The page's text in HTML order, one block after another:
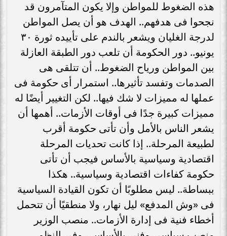
هذه الضغوط للمواطن وإلا يكون المتآمرون قد
نجحوا فى هدفهم.. الهدف هو أن يصل المواطن
لدرجة الغليان ويشعر بالندم على تأييده ثورة ٣٠
يونيو.. دور الحكومة أن تلعب دور الطبقة العازلة
بين المواطن ورياح الضغوط.. أن تتلقى هى
الصدمات وتفسد تأثيرها.. استمرار أى حكومة فى
عملها له مميزات لا شك فيها.. لكن التغيير أيضًا له
مميزات كبيرة جدًا فى أوقات الأزمات.. أهمها أن
يشعر الناس بالأمل وأن تأتى حكومة أقرب
لطبيعة المرحلة.. إذا كانت تحديات المرحلة
اقتصادية وسياسية بالأساس فيجب أن تأتى
حكومة كفاءات اقتصادية وسياسية.. هكذا
ببساطة.. ليس مطلوبًا أن تكون القيادة السياسية
فى «وش المدفع» ليل نهار، ولا منطقيًا أن تتحمل
أخطاء فنية فى إدارة الأزمات.. منصب الوزير